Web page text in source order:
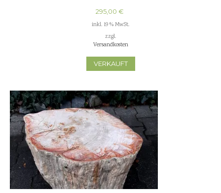
295,00 €
inkl. 19 % MwSt.
zzgl.
Versandkosten
VERKAUFT